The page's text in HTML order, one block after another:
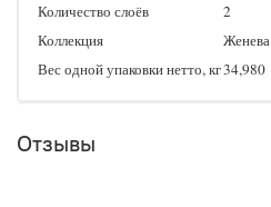
Количество слоёв
2
Коллекция
Женева
Вес одной упаковки нетто, кг34,980
Отзывы